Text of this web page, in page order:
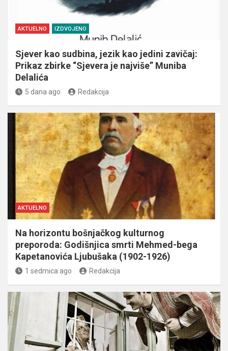
AKTUELNO IZDVOJENO
Sjever kao sudbina, jezik kao jedini zavičaj:
Prikaz zbirke “Sjevera je najviše” Muniba
Delalića
5 dana ago Redakcija
AKTUELNO
Na horizontu bošnjačkog kulturnog
preporoda: Godišnjica smrti Mehmed-bega
Kapetanovića Ljubušaka (1902-1926)
1 sedmica ago Redakcija